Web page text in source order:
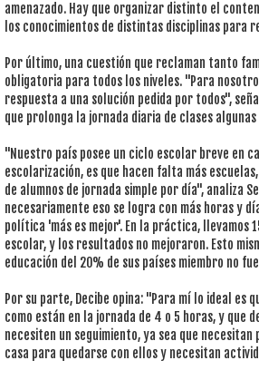
amenazado. Hay que organizar distinto el
los conocimientos de distintas disciplinas para
Por último, una cuestión que reclaman tanto
obligatoria para todos los niveles. "Para
respuesta a una solución pedida por todos",
que prolonga la jornada diaria de clases
"Nuestro país posee un ciclo escolar breve en
escolarización, es que hacen falta más
de alumnos de jornada simple por día", analiza
necesariamente eso se logra con más horas y
política 'más es mejor'. En la práctica, llevamos
escolar, y los resultados no mejoraron. Esto
educación del 20% de sus países miembro no
Por su parte, Decibe opina: "Para mí lo ideal es
como están en la jornada de 4 o 5 horas, y que
necesiten un seguimiento, ya sea que
casa para quedarse con ellos y necesitan